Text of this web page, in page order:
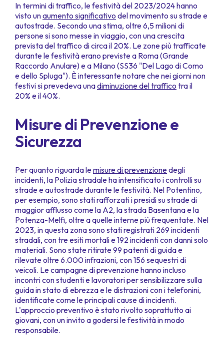
In termini di traffico, le festività del 2023/2024 hanno
visto unaumento significativo del movimento su strade e
autostrade. Secondo una stima, oltre 6,5 milioni di
persone si sono messe in viaggio, con una crescita
prevista del traffico di circa il 20%. Le zone più trafficate
durante le festività erano previste a Roma (Grande
Raccordo Anulare) e a Milano (SS36 "Del Lago di Como
e dello Spluga"). È interessante notare che nei giorni non
festivi si prevedeva unadiminuzione del traffico tra il
20% e il 40%.
Misure di Prevenzione e
Sicurezza
Per quanto riguarda lemisure di prevenzionedegli
incidenti, la Polizia stradale ha intensificato i controlli su
strade e autostrade durante le festività. Nel Potentino,
per esempio, sono stati rafforzati i presidi su strade di
maggior afflusso come la A2, la strada Basentana e la
Potenza-Melfi, oltre a quelle interne più frequentate. Nel
2023, in questa zona sono stati registrati 269 incidenti
stradali, con tre esiti mortali e 192 incidenti con danni solo
materiali. Sono state ritirate 99 patenti di guida e
rilevate oltre 6.000 infrazioni, con 156 sequestri di
veicoli. Le campagne di prevenzione hanno incluso
incontri con studenti e lavoratori per sensibilizzare sulla
guida in stato di ebrezza e le distrazioni con i telefonini,
identificate come le principali cause di incidenti.
L'approccio preventivo è stato rivolto soprattutto ai
giovani, con un invito a godersi le festività in modo
responsabile.